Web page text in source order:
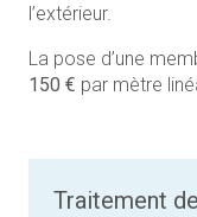
l’extérieur.
La pose d’une
150 € par mètre
Traitement